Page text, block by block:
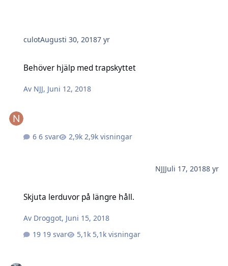
culotAugusti 30, 20187 yr
Behöver hjälp med trapskyttet
Av NJJ, Juni 12, 2018
6 svar 2,9k visningar
NJJJuli 17, 20188 yr
Skjuta lerduvor på längre håll.
Av Droggot, Juni 15, 2018
19 svar
5,1k visningar